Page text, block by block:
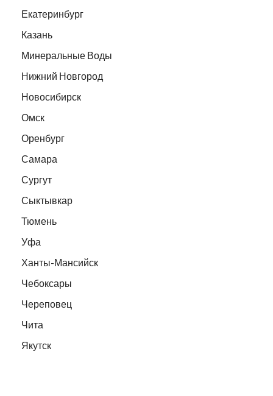
Екатеринбург
Казань
Минеральные Воды
Нижний Новгород
Новосибирск
Омск
Оренбург
Самара
Сургут
Сыктывкар
Тюмень
Уфа
Ханты-Мансийск
Чебоксары
Череповец
Чита
Якутск